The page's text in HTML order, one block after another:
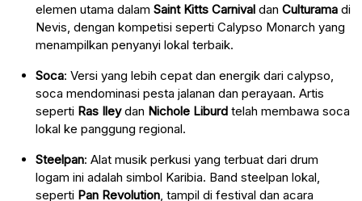
elemen utama dalam Saint Kitts Carnival dan Culturama di
Nevis, dengan kompetisi seperti Calypso Monarch yang
menampilkan penyanyi lokal terbaik.
Soca: Versi yang lebih cepat dan energik dari calypso,
soca mendominasi pesta jalanan dan perayaan. Artis
seperti Ras Ileydan Nichole Liburd telah membawa soca
lokal ke panggung regional.
Steelpan: Alat musik perkusi yang terbuat dari drum
logam ini adalah simbol Karibia. Band steelpan lokal,
seperti Pan Revolution , tampil di festival dan acara